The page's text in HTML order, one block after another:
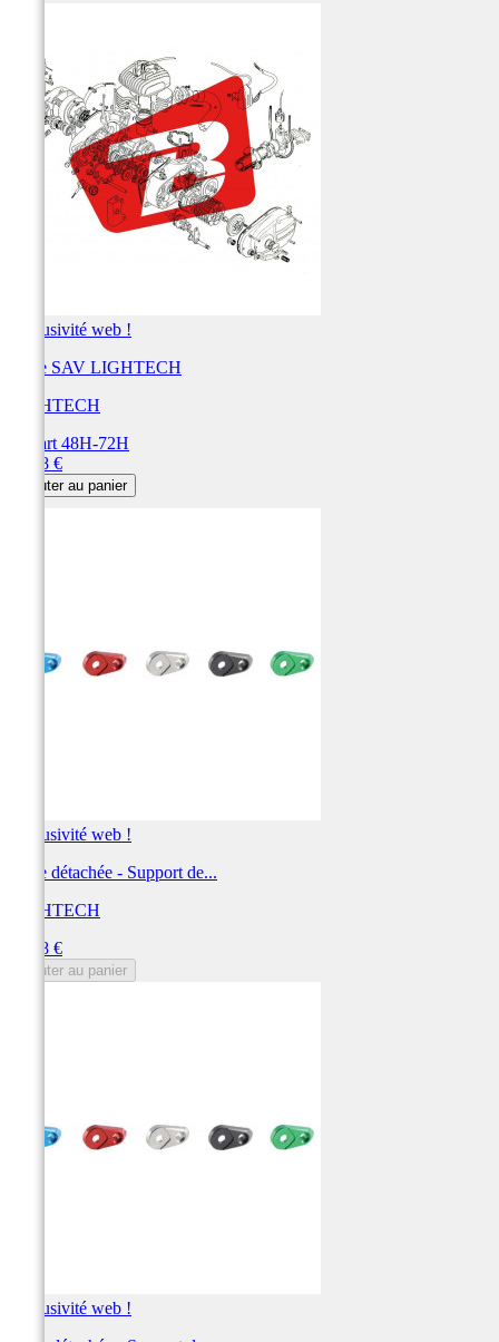
Exclusivité web !
Pièce SAV LIGHTECH
LIGHTECH
Départ 48H-72H
48,28 €
Ajouter au panier
Exclusivité web !
Pièce détachée - Support de...
LIGHTECH
48,28 €
Ajouter au panier
Exclusivité web !